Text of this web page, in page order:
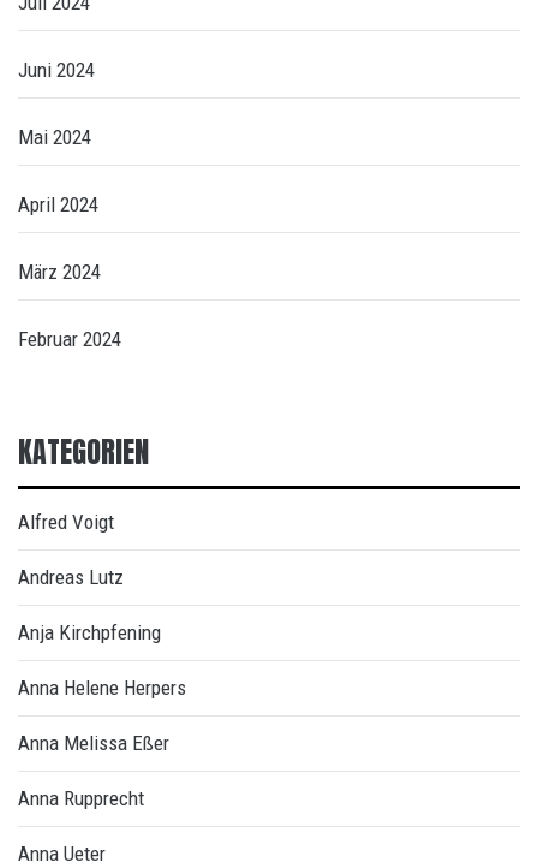
Juni 2024
Mai 2024
April 2024
März 2024
Februar 2024
KATEGORIEN
Alfred Voigt
Andreas Lutz
Anja Kirchpfening
Anna Helene Herpers
Anna Melissa Eßer
Anna Rupprecht
Anna Ueter